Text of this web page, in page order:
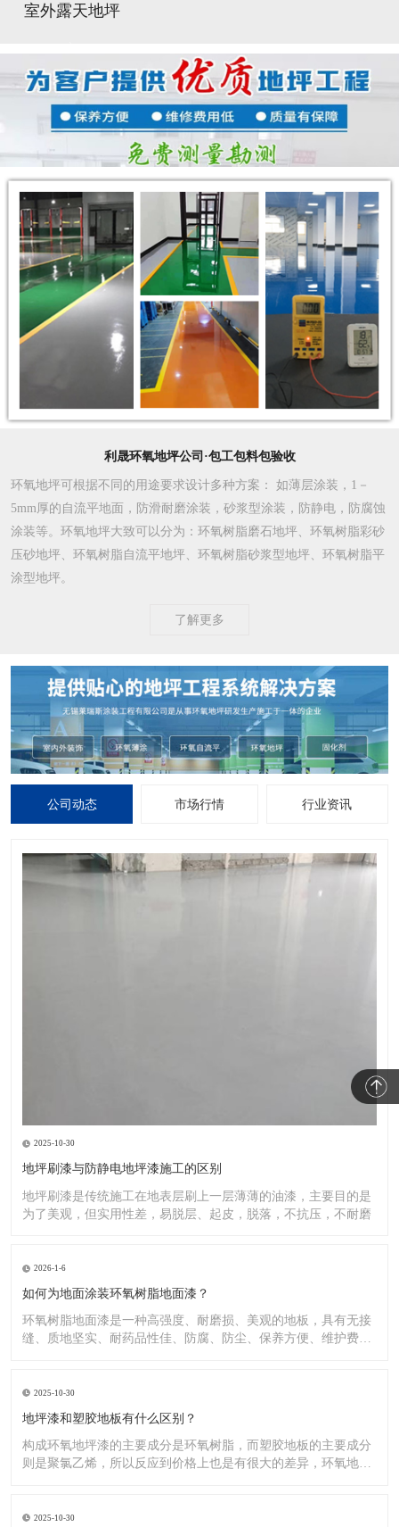
室外露天地坪
利晟环氧地坪公司·包工包料包验收
环氧地坪可根据不同的用途要求设计多种方案 ： 如薄层涂装，1－
5mm厚的自流平地面，防滑耐磨涂装，砂浆型涂装，防静电，防腐蚀
涂装等。环氧地坪大致可以分为：环氧树脂磨石地坪、环氧树脂彩砂
压砂地坪、环氧树脂自流平地坪、环氧树脂砂浆型地坪、环氧树脂平
涂型地坪。
了解更多
公司动态 市场行情 行业资讯
2025-10-30
地坪刷漆与防静电地坪漆施工的区别
地坪刷漆是传统施工在地表层刷上一层薄薄的油漆，主要目的是
为了美观，但实用性差，易脱层、起皮，脱落，不抗压，不耐磨
2026-1-6
如何为地面涂装环氧树脂地面漆？
环氧树脂地面漆是一种高强度、耐磨损、美观的地板，具有无接
缝、质地坚实、耐药品性佳、防腐、防尘、保养方便、维护费用
2025-10-30
地坪漆和塑胶地板有什么区别？
构成环氧地坪漆的主要成分是环氧树脂，而塑胶地板的主要成分
则是聚氯乙烯，所以反应到价格上也是有很大的差异，环氧地坪
2025-10-30